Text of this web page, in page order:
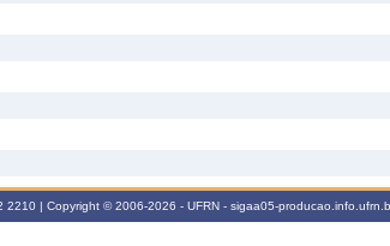
| Copyright © 2006-2026 - UFRN - sigaa05-